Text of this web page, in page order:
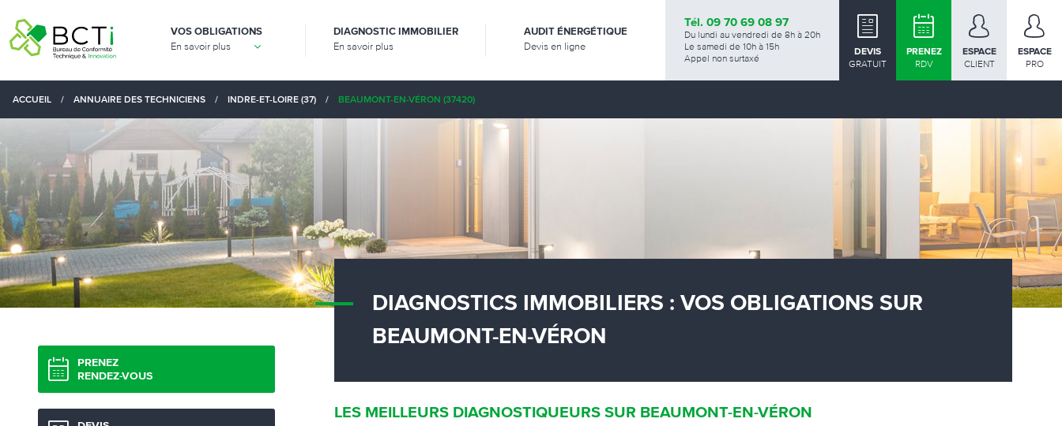
VOS OBLIGATIONS
En savoir plus
DIAGNOSTIC IMMOBILIER
En savoir plus
AUDIT ÉNERGÉTIQUE
Devis en ligne
Tél. 09 70 69 08 97
Du lundi au vendredi de 8h à 20h
Le samedi de 10h à 15h
Appel non surtaxé
DEVIS
GRATUIT
PRENEZ
RDV
ESPACE
CLIENT
ESPACE
PRO
ACCUEIL / ANNUAIRE DES TECHNICIENS / INDRE-ET-LOIRE (37) / BEAUMONT-EN-VÉRON (37420)
PRENEZ
RENDEZ-VOUS
DIAGNOSTICS IMMOBILIERS : VOS OBLIGATIONS SUR
BEAUMONT-EN-VÉRON
LES MEILLEURS DIAGNOSTIQUEURS SUR BEAUMONT-EN-VÉRON